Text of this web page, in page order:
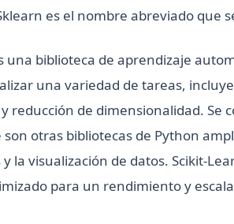
es el nombre abreviado que
una biblioteca de aprendizaje
una variedad de tareas,
reducción de dimensionalidad. Se
otras bibliotecas de Python
la visualización de datos. Scikit-
para un rendimiento y